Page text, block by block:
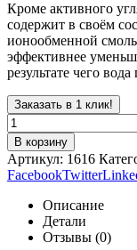
Кроме активного
содержит в своём
ионообменной
эффективнее
результате чего
Заказать в 1 клик!
В корзину
Артикул: 1616
FacebookTwitter
Описание
Детали
Отзывы (0)